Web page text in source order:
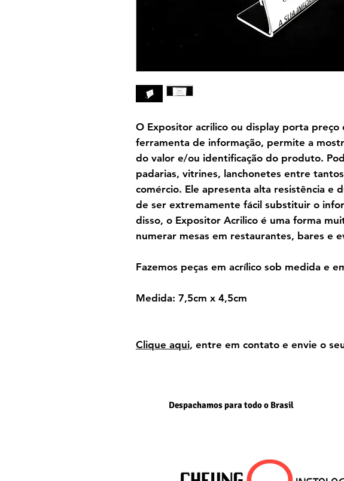
O Expositor acrilico ou display porta preço
ferramenta de informação, permite a
do valor e/ou identificação do produto.
padarias, vitrines, lanchonetes entre
comércio. Ele apresenta alta resistência e
de ser extremamente fácil substituir o
disso, o Expositor Acrilico é uma forma
numerar mesas em restaurantes, bares e
Fazemos peças em acrílico sob medida e
Medida: 7,5cm x 4,5cm
Clique aqui, entre em contato e envie o
Despachamos para todo o Brasil